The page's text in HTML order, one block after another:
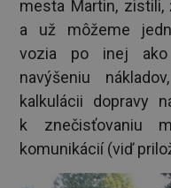
mesta Martin,
a už môžeme
vozia po inej ako
navýšeniu
kalkulácii dopravy
k znečisťovaniu
komunikácií (viď